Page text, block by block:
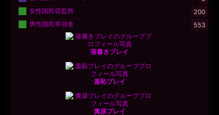
女性国民収監所
200
男性国民寄宿舎
553
落書きプレイ
羞恥プレイ
糞尿プレイ